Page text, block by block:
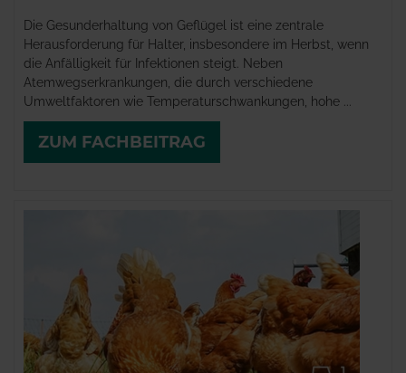
Die Gesunderhaltung von Geflügel ist eine zentrale
Herausforderung für Halter, insbesondere im Herbst, wenn
die Anfälligkeit für Infektionen steigt. Neben
Atemwegserkrankungen, die durch verschiedene
Umweltfaktoren wie Temperaturschwankungen, hohe ...
ZUM FACHBEITRAG